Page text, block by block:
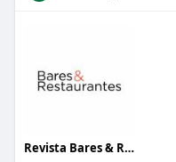
Revista Bares & Restaurantes